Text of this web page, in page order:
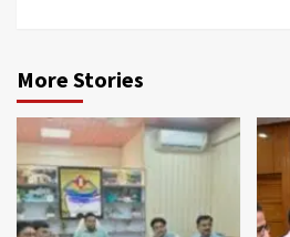
More Stories